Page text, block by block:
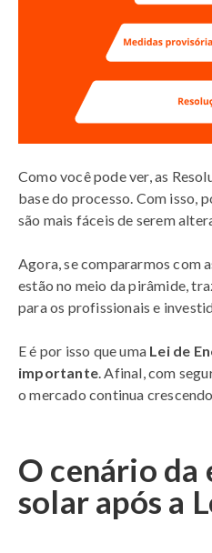
Como você pode ver, as
base do processo. Com isso,
são mais fáceis de serem
Agora, se compararmos com
estão no meio da pirâmide,
para os profissionais e
E é por isso que uma Lei de
importante. Afinal, com
o mercado continua
O cenário da
solar após a